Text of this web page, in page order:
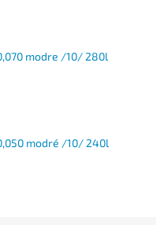
modre /10/ 280l
modré /10/ 240l